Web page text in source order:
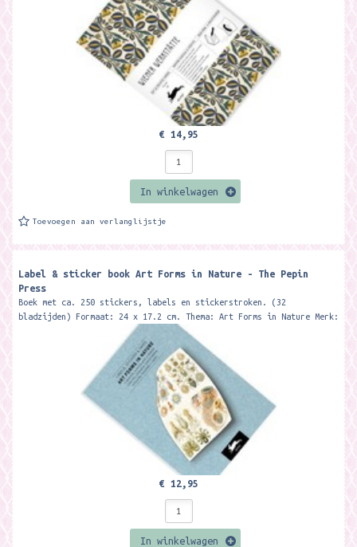
€ 14,95
In winkelwagen
Toevoegen aan verlanglijstje
Label & sticker book Art Forms in Nature - The Pepin
Press
Boek met ca. 250 stickers, labels en stickerstroken. (32
bladzijden) Formaat: 24 x 17.2 cm. Thema: Art Forms in Nature Merk:
€ 12,95
In winkelwagen